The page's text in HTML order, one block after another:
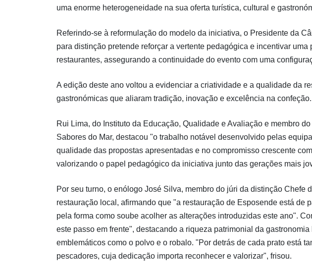
uma enorme heterogeneidade na sua oferta turística, cultural e
Referindo-se à reformulação do modelo da iniciativa, o Presidente da
para distinção pretende reforçar a vertente pedagógica e incentivar
restaurantes, assegurando a continuidade do evento com uma
A edição deste ano voltou a evidenciar a criatividade e a qualidade da
gastronómicas que aliaram tradição, inovação e excelência na confeção.
Rui Lima, do Instituto da Educação, Qualidade e Avaliação e membro
Sabores do Mar, destacou "o trabalho notável desenvolvido pelas
qualidade das propostas apresentadas e no compromisso crescente
valorizando o papel pedagógico da iniciativa junto das gerações mais
Por seu turno, o enólogo José Silva, membro do júri da distinção Chefe
restauração local, afirmando que "a restauração de Esposende está de
pela forma como soube acolher as alterações introduzidas este ano".
este passo em frente", destacando a riqueza patrimonial da
emblemáticos como o polvo e o robalo. "Por detrás de cada prato está
pescadores, cuja dedicação importa reconhecer e valorizar", frisou.